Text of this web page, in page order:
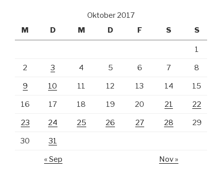
Oktober 2017
M
D M D F S S
1
2 3 4 5 6 7 8
9 10 11 12 13 14 15
16 17 18 19 20 21 22
23 24 25 26 27 28 29
30 31
« Sep Nov »